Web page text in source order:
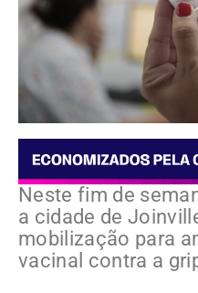
Neste fim de
a cidade de
mobilização para
vacinal contra a